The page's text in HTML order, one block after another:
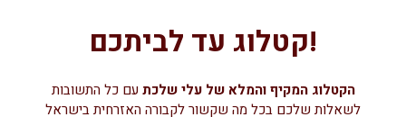
קטלוג עד לביתכם!
הקטלוג המקיף והמלא של עלי שלכתעם כל התשובות
לשאלות שלכם בכל מה שקשור לקבורה האזרחית בישראל